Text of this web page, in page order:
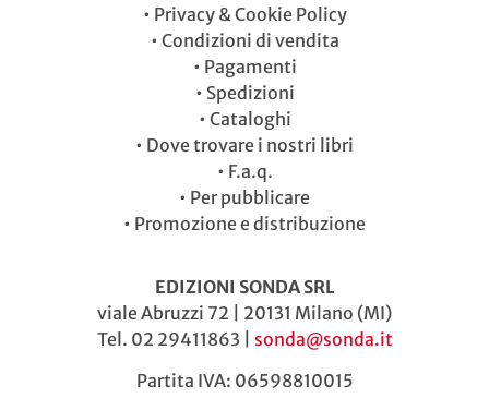
• Privacy & Cookie Policy
• Condizioni di vendita
• Pagamenti
• Spedizioni
• Cataloghi
• Dove trovare i nostri libri
• F.a.q.
• Per pubblicare
• Promozione e distribuzione
EDIZIONI SONDA SRL
viale Abruzzi 72 | 20131 Milano (MI)
Tel. 02 29411863 | sonda@sonda.it
Partita IVA: 06598810015